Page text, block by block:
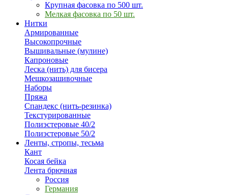
Крупная фасовка по 500 шт.
Мелкая фасовка по 50 шт.
Нитки
Армированные
Высокопрочные
Вышивальные (мулине)
Капроновые
Леска (нить) для бисера
Мешкозашивочные
Наборы
Пряжа
Спандекс (нить-резинка)
Текстурированные
Полиэстеровые 40/2
Полиэстеровые 50/2
Ленты, стропы, тесьма
Кант
Косая бейка
Лента брючная
Россия
Германия